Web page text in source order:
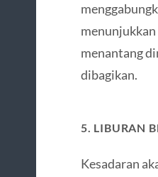
menantang
dibagikan.
5. LIBURAN
Kesadaran